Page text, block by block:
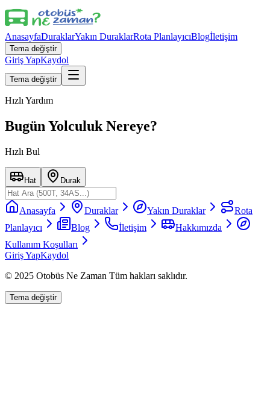
AnasayfaDuraklarYakın DuraklarRota PlanlayıcıBlogİletişim
Tema değiştir
Giriş YapKaydol
Tema değiştir
Hızlı Yardım
Bugün Yolculuk Nereye?
Hızlı Bul
Hat Durak
Anasayfa Duraklar Yakın Duraklar
Rota
Planlayıcı
Blog İletişim
Hakkımızda
Kullanım Koşulları
Giriş YapKaydol
© 2025 Otobüs Ne Zaman Tüm hakları saklıdır.
Tema değiştir